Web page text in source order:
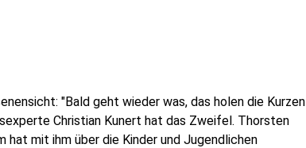
"Bald geht wieder was, das holen die Kurzen
Christian Kunert hat das Zweifel. Thorsten
hat mit ihm über die Kinder und Jugendlichen